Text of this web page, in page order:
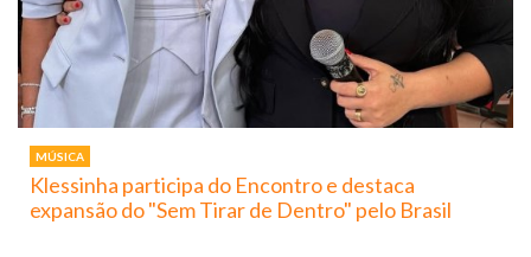
MÚSICA
Klessinha participa do Encontro e destaca
expansão do "Sem Tirar de Dentro" pelo Brasil